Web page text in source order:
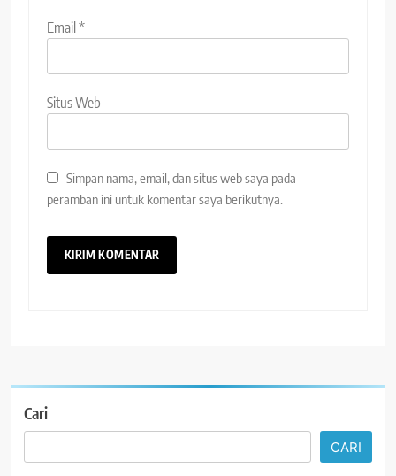
Email*
Situs Web
Simpan nama, email, dan situs web saya pada
peramban ini untuk komentar saya berikutnya.
Cari
CARI